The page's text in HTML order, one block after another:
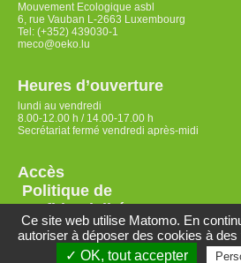
Mouvement Ecologique asbl
6, rue Vauban L-2663 Luxembourg
Tel: (+352) 439030-1
meco@oeko.lu
Heures d’ouverture
lundi au vendredi
8.00-12.00 h / 14.00-17.00 h
Secrétariat fermé vendredi après-midi
Accès
Politique de
confidentialité
Ce site web utilise Matomo. En
autoriser à déposer des cookies à
✓ OK, tout accepter